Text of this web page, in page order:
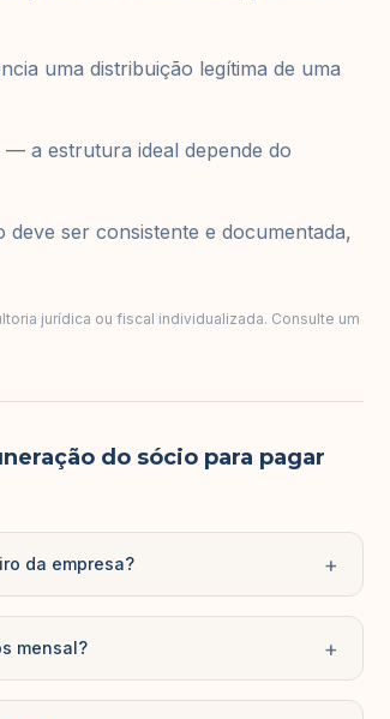
uma distribuição legítima de uma
a estrutura ideal depende do
ser consistente e documentada,
jurídica ou fiscal individualizada. Consulte um
do sócio para pagar
da empresa? +
mensal? +